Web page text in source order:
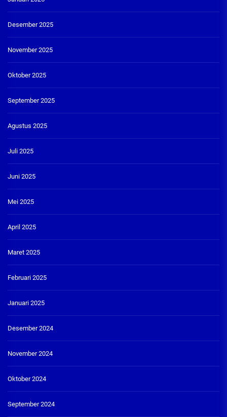
Desember 2025
November 2025
Oktober 2025
September 2025
Agustus 2025
Juli 2025
Juni 2025
Mei 2025
April 2025
Maret 2025
Februari 2025
Januari 2025
Desember 2024
November 2024
Oktober 2024
September 2024